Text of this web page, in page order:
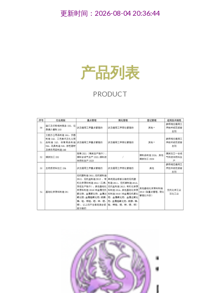
更新时间：2026-08-04 20:36:44
产品列表
PRODUCT